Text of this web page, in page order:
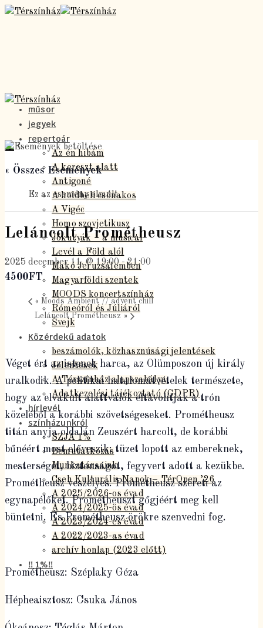
műsor
jegyek
repertoár
Az én hibám
A kereszt alatt
Antigoné
A holdbeli csónakos
A Vigéc
Homo szovjetikusz
Jókutyák – a musical
Levél a Föld alól
Makó Jeruzsálemben
Magyarföldi szentek
MOODS koncertszínház
Rómeóról és Júliáról
Švejk
Közérdekű adatok
beszámolók, közhasznúsági jelentések
Jelentések
A Térszínház alapszabálya
Adatkezelési tájékoztató (GDPR)
hírlevél
színházunkról
SZJA 1%
Bemutatkozás
Munkatársaink
Cseh Kulturális Napok – TérOpen ’26
A 2025/2026-os évad
A 2024/2025-ös évad
A 2023/2024-es évad
A 2022/2023-as évad
archív honlap (2023 előtt)
‼️ 1%‼️
« Összes Események
Ez az esemény elmúlt.
Leláncolt Prométheusz
2025 december 11. @ 19:00-21:00
4500FT
« Moods Ambient // advent chill
Leláncolt Prométheusz »
Véget ért az istenek harca, az Olümposzon új király
uralkodik. A politikai hatalomátvételek természete,
hogy az elvakult alattvalók eltávolítják a trón
közeléből a korábbi szövetségeseket. Prométheusz
titán anyja oldalán Zeuszért harcolt, de korábbi
bűnéért most előveszik: tüzet lopott az embereknek,
mesterséget, biztonságot, fegyvert adott a kezükbe.
Prométheusz veszélyes. Prométheusz szereti az
egynapélőket. Prométheuszt gőgjéért meg kell
büntetni. És Prométheusz örökre szenvedni fog.
Prométheusz: Széplaky Géza
Hépheaisztosz: Csuka János